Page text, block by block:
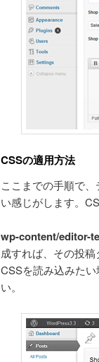
CSSの適用方法
ここまでの手順で
い感じがします。
wp-content/editor-
成すれば、その投
CSSを読み込みたい
い。